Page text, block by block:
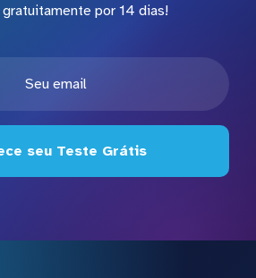
gratuitamente por 14 dias!
seu Teste Grátis